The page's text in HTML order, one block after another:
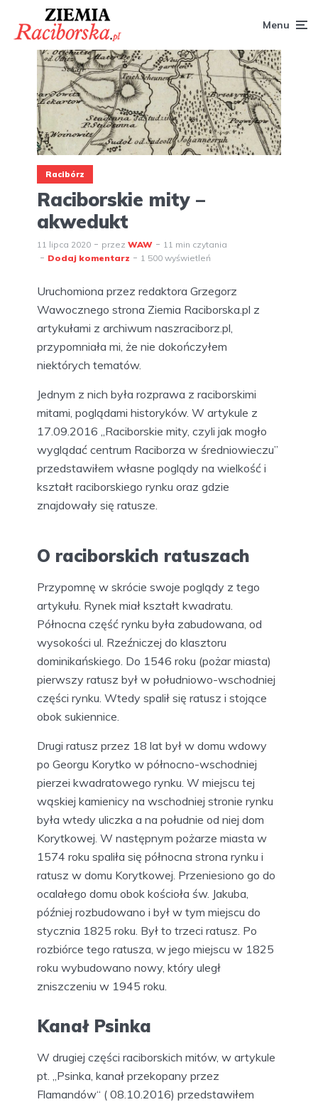
Menu
Racibórz
Raciborskie mity –
akwedukt
11 lipca 2020 przez WAW
11 min czytania
Dodaj komentarz
1 500 wyświetleń
Uruchomiona przez redaktora Grzegorz
Wawocznego strona Ziemia Raciborska.pl z
artykułami z archiwum naszraciborz.pl,
przypomniała mi, że nie dokończyłem
niektórych tematów.
Jednym z nich była rozprawa z raciborskimi
mitami, poglądami historyków. W artykule z
17.09.2016 „Raciborskie mity, czyli jak mogło
wyglądać centrum Raciborza w średniowieczu”
przedstawiłem własne poglądy na wielkość i
kształt raciborskiego rynku oraz gdzie
znajdowały się ratusze.
O raciborskich ratuszach
Przypomnę w skrócie swoje poglądy z tego
artykułu. Rynek miał kształt kwadratu.
Północna część rynku była zabudowana, od
wysokości ul. Rzeźniczej do klasztoru
dominikańskiego. Do 1546 roku (pożar miasta)
pierwszy ratusz był w południowo-wschodniej
części rynku. Wtedy spalił się ratusz i stojące
obok sukiennice.
Drugi ratusz przez 18 lat był w domu wdowy
po Georgu Korytko w północno-wschodniej
pierzei kwadratowego rynku. W miejscu tej
wąskiej kamienicy na wschodniej stronie rynku
była wtedy uliczka a na południe od niej dom
Korytkowej. W następnym pożarze miasta w
1574 roku spaliła się północna strona rynku i
ratusz w domu Korytkowej. Przeniesiono go do
ocalałego domu obok kościoła św. Jakuba,
później rozbudowano i był w tym miejscu do
stycznia 1825 roku. Był to trzeci ratusz. Po
rozbiórce tego ratusza, w jego miejscu w 1825
roku wybudowano nowy, który uległ
zniszczeniu w 1945 roku.
Kanał Psinka
W drugiej części raciborskich mitów, w artykule
pt. „Psinka, kanał przekopany przez
Flamandów“ ( 08.10.2016) przedstawiłem